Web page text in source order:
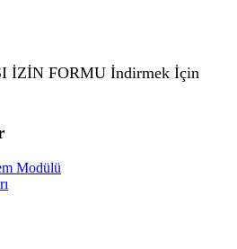
İZİN FORMU İndirmek İçin
Modülü